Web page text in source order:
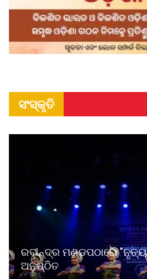
ସଂସ୍କୃତି
ରବୀନ୍ଦ୍ର ମଣ୍ଡପଠାରେ
ଅନୁଷ୍ଠିତ